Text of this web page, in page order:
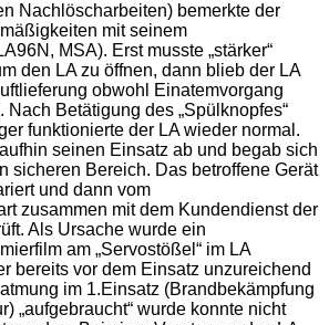
Nachlöscharbeiten) bemerkte der
mit seinem
MSA). Erst musste „stärker“
den LA zu öffnen, dann blieb der LA
obwohl Einatemvorgang
Betätigung des „Spülknopfes“
funktionierte der LA wieder normal.
seinen Einsatz ab und begab sich
sicheren Bereich. Das betroffene Gerät
und dann vom
zusammen mit dem Kundendienst der
Als Ursache wurde ein
am „Servostößel“ im LA
bereits vor dem Einsatz unzureichend
im 1.Einsatz (Brandbekämpfung
„aufgebraucht“ wurde konnte nicht